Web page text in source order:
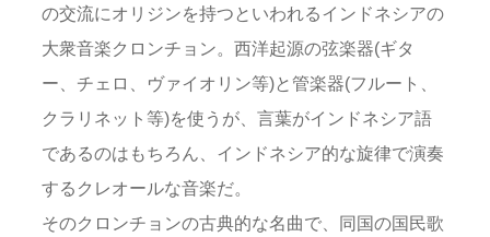
の交流にオリジンを持つといわれるインドネシアの
大衆音楽クロンチョン。西洋起源の弦楽器(ギタ
ー、チェロ、ヴァイオリン等)と管楽器(フルート、
クラリネット等)を使うが、言葉がインドネシア語
であるのはもちろん、インドネシア的な旋律で演奏
するクレオールな音楽だ。
そのクロンチョンの古典的な名曲で、同国の国民歌